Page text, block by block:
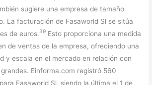
sugiere una empresa de tamaño
La facturación de Fasaworld Sl se sitúa
de euros.39 Esto proporciona una medida
de ventas de la empresa, ofreciendo una
y escala en el mercado en relación con
Einforma.com registró 560
Fasaworld Sl, siendo la última el 1 de